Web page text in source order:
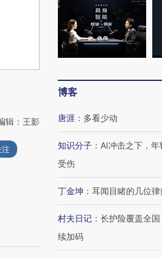
辑：王影
博客
唐涯 ： 多看少动
知识分子 ： AI冲击之下，
受伤
丁金坤 ： 耳闻目睹的几位律
村夫日记 ： 长护险覆盖全
续加码